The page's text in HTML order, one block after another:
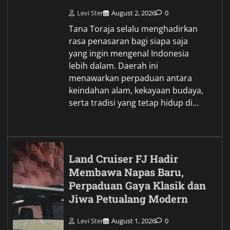
Levi Ster August 2, 2026 0
Tana Toraja selalu menghadirkan
rasa penasaran bagi siapa saja
yang ingin mengenal Indonesia
lebih dalam. Daerah ini
menawarkan perpaduan antara
keindahan alam, kekayaan budaya,
serta tradisi yang tetap hidup di…
Land Cruiser FJ Hadir
Membawa Napas Baru,
Perpaduan Gaya Klasik dan
Jiwa Petualang Modern
Levi Ster August 1, 2026 0